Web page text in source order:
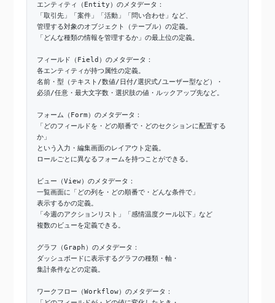
エンティティ（Entity）のメタデータ：
「取引先」「案件」「活動」「問い合わせ」など、
管理する対象のオブジェクト（テーブル）の定義。
「どんな種類の情報を管理するか」の最上位の定義。
フィールド（Field）のメタデータ：
各エンティティが持つ属性の定義。
名前・型（テキスト/数値/日付/選択式/ユーザー型など）・
必須/任意・最大文字数・選択肢の値・ルックアップ先など。
フォーム（Form）のメタデータ：
「どのフィールドを・どの順番で・どのセクションに配置する
か」
という入力・編集画面のレイアウト定義。
ロールごとに異なるフォームを持つことができる。
ビュー（View）のメタデータ：
一覧画面に「どの列を・どの順番で・どんな条件で」
表示するかの定義。
「今週のアクションリスト」「感情温度クール以下」など
複数のビューを定義できる。
グラフ（Graph）のメタデータ：
ダッシュボードに表示するグラフの種類・軸・
集計条件などの定義。
ワークフロー（Workflow）のメタデータ：